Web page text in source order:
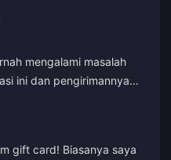
mengalami masalah
ini dan pengirimannya
gift card! Biasanya saya